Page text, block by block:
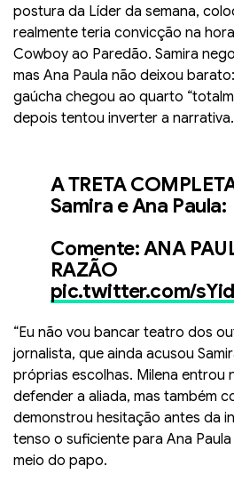
postura da Líder da semana,
realmente teria convicção na
Cowboy ao Paredão. Samira
mas Ana Paula não deixou
gaúcha chegou ao quarto
depois tentou inverter a narrativa.
A TRETA
Samira e Ana Paula:
Comente: ANA
RAZÃO
pic.twitter.com/
— Rafael (@_janoninho)March 1,
“Eu não vou bancar teatro dos
jornalista, que ainda acusou
próprias escolhas. Milena entrou
defender a aliada, mas também
demonstrou hesitação antes da
tenso o suficiente para Ana
meio do papo.